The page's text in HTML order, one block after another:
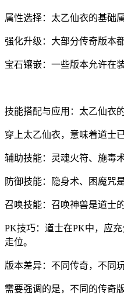
属性选择：太乙仙衣的基础
强化升级：大部分传奇版本
宝石镶嵌：一些版本允许在
技能搭配与应用：太乙仙衣
穿上太乙仙衣，意味着道士
辅助技能：灵魂火符、施毒
防御技能：隐身术、困魔咒
召唤技能：召唤神兽是道士
PK技巧：道士在PK中，应
走位。
版本差异：不同传奇，不同
需要强调的是，不同的传奇